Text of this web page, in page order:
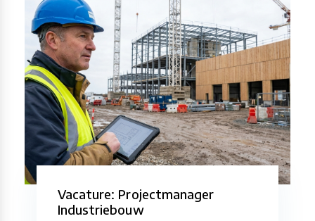
Vacature: Projectmanager
Industriebouw